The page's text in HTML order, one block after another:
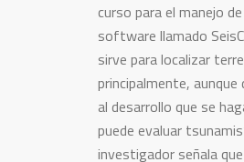
curso para el manejo
software llamado
sirve para localizar
principalmente, aunque
al desarrollo que se
puede evaluar
investigador señala